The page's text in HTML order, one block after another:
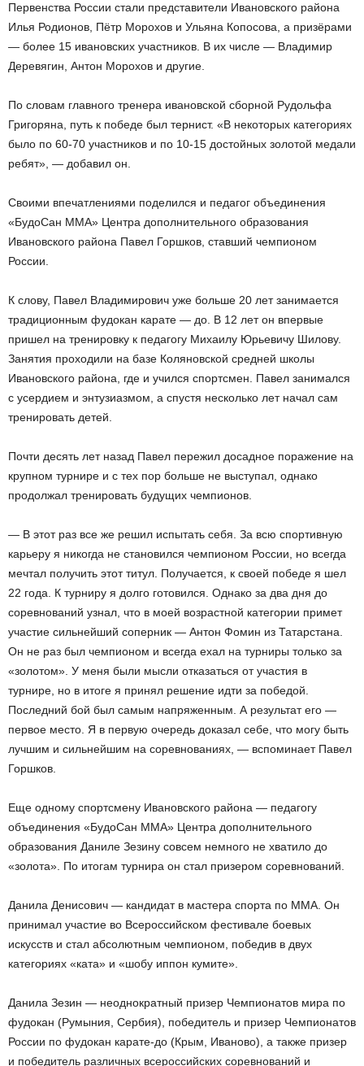
Первенства России стали представители Ивановского района
Илья Родионов, Пётр Морохов и Ульяна Копосова, а призёрами
— более 15 ивановских участников. В их числе — Владимир
Деревягин, Антон Морохов и другие.
По словам главного тренера ивановской сборной Рудольфа
Григоряна, путь к победе был тернист. «В некоторых категориях
было по 60-70 участников и по 10-15 достойных золотой медали
ребят», — добавил он.
Своими впечатлениями поделился и педагог объединения
«БудоСан ММА» Центра дополнительного образования
Ивановского района Павел Горшков, ставший чемпионом
России.
К слову, Павел Владимирович уже больше 20 лет занимается
традиционным фудокан карате — до. В 12 лет он впервые
пришел на тренировку к педагогу Михаилу Юрьевичу Шилову.
Занятия проходили на базе Коляновской средней школы
Ивановского района, где и учился спортсмен. Павел занимался
с усердием и энтузиазмом, а спустя несколько лет начал сам
тренировать детей.
Почти десять лет назад Павел пережил досадное поражение на
крупном турнире и с тех пор больше не выступал, однако
продолжал тренировать будущих чемпионов.
— В этот раз все же решил испытать себя. За всю спортивную
карьеру я никогда не становился чемпионом России, но всегда
мечтал получить этот титул. Получается, к своей победе я шел
22 года. К турниру я долго готовился. Однако за два дня до
соревнований узнал, что в моей возрастной категории примет
участие сильнейший соперник — Антон Фомин из Татарстана.
Он не раз был чемпионом и всегда ехал на турниры только за
«золотом». У меня были мысли отказаться от участия в
турнире, но в итоге я принял решение идти за победой.
Последний бой был самым напряженным. А результат его —
первое место. Я в первую очередь доказал себе, что могу быть
лучшим и сильнейшим на соревнованиях, — вспоминает Павел
Горшков.
Еще одному спортсмену Ивановского района — педагогу
объединения «БудоСан ММА» Центра дополнительного
образования Даниле Зезину совсем немного не хватило до
«золота». По итогам турнира он стал призером соревнований.
Данила Денисович — кандидат в мастера спорта по ММА. Он
принимал участие во Всероссийском фестивале боевых
искусств и стал абсолютным чемпионом, победив в двух
категориях «ката» и «шобу иппон кумите».
Данила Зезин — неоднократный призер Чемпионатов мира по
фудокан (Румыния, Сербия), победитель и призер Чемпионатов
России по фудокан карате-до (Крым, Иваново), а также призер
и победитель различных всероссийских соревнований и